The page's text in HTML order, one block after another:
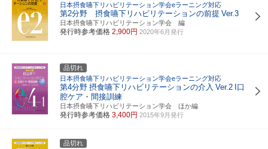
日本摂食嚥下リハビリテーション学会eラーニング対応
第2分野 摂食嚥下リハビリテーションの前提 Ver.3
日本摂食嚥下リハビリテーション学会 編
発行時参考価格 2,900円 2020年6月発行
品切れ
日本摂食嚥下リハビリテーション学会eラーニング対応
第4分野 摂食嚥下リハビリテーションの介入 Ver.2 I口
腔ケア・間接訓練
日本摂食嚥下リハビリテーション学会 ほか編
発行時参考価格 3,400円 2015年9月発行
品切れ